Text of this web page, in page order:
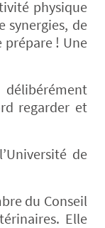
physique
synergies, de
prépare ! Une
regarder et
de
du Conseil
Elle